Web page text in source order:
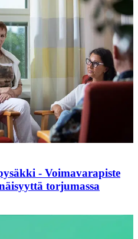
- Voimavarapiste
torjumassa